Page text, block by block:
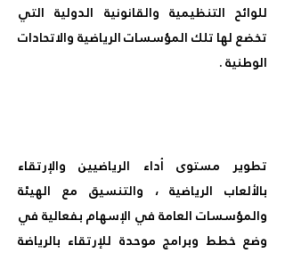
للوائح التنظيمية والقانونية الدولية التي
تخضع لها تلك المؤسسات الرياضية والاتحادات
الوطنية .
تطوير مستوى أداء الرياضيين والإرتقاء
بالألعاب الرياضية ، والتنسيق مع الهيئة
والمؤسسات العامة في الإسهام بفعالية في
وضع خطط وبرامج موحدة للإرتقاء بالرياضة